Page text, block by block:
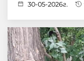
30-05-2026г.